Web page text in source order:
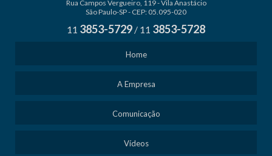
Rua Campos Vergueiro, 119 - Vila Anastácio
São Paulo-SP - CEP: 05.095-020
11 3853-5729 / 11 3853-5728
Home
A Empresa
Comunicação
Vídeos